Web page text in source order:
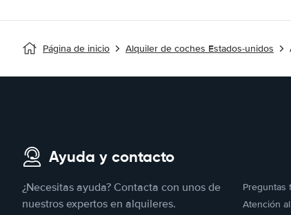
Página de inicio Alquiler de coches Estados-unidos
Ayuda y contacto
¿Necesitas ayuda? Contacta con unos de
nuestros expertos en alquileres.
Preguntas
Atención